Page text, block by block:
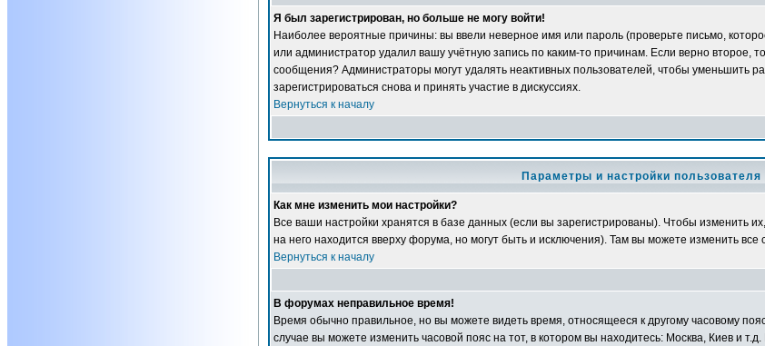
Я был зарегистрирован, но больше не могу войти!
Наиболее вероятные причины: вы ввели неверное имя или пароль (проверьте письмо,
или администратор удалил вашу учётную запись по каким-то причинам. Если верно второе,
сообщения? Администраторы могут удалять неактивных пользователей, чтобы уменьшить
зарегистрироваться снова и принять участие в дискуссиях.
Вернуться к началу
Параметры и настройки пользователя
Как мне изменить мои настройки?
Все ваши настройки хранятся в базе данных (если вы зарегистрированы). Чтобы изменить
на него находится вверху форума, но могут быть и исключения). Там вы можете изменить все
Вернуться к началу
В форумах неправильное время!
Время обычно правильное, но вы можете видеть время, относящееся к другому часовому
случае вы можете изменить часовой пояс на тот, в котором вы находитесь: Москва, Киев и